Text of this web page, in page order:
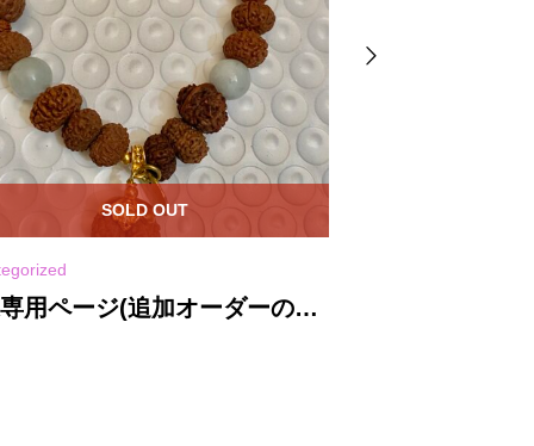
用ページ(追加オーダーのた
SOLD OUT